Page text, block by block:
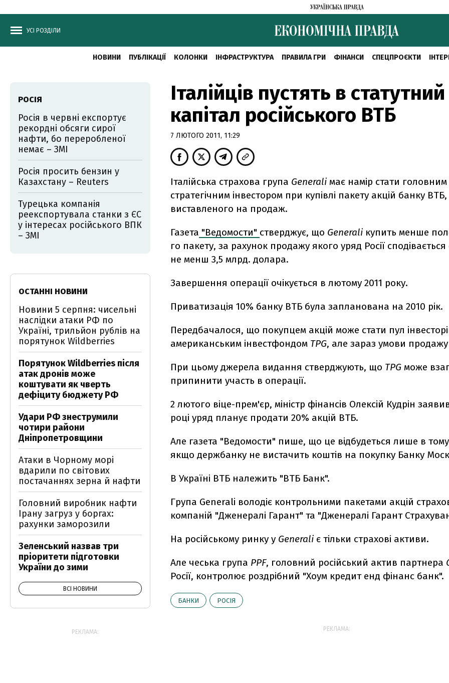
УСІ РОЗДІЛИ
НОВИНИ ПУБЛІКАЦІЇ КОЛОНКИ ІНФРАСТРУКТУРА ПРАВИЛА ГРИ ФІНАНСИ СПЕЦПРОЄКТИ
Італійців пустять в статутний
капітал російського ВТБ
7 ЛЮТОГО 2011, 11:29
Італійська страхова група Generali має намір стати головним
стратегічним інвестором при купівлі пакету акцій банку ВТБ,
виставленого на продаж.
Газета "Ведомости" стверджує, що Generali купить менше
го пакету, за рахунок продажу якого уряд Росії
не менш 3,5 млрд. долара.
Завершення операції очікується в лютому 2011 року.
Приватизація 10% банку ВТБ була запланована на 2010 рік.
Передбачалося, що покупцем акцій може стати пул
американським інвестфондом TPG, але зараз умови продажу
При цьому джерела видання стверджують, що TPG може
припинити участь в операції.
2 лютого віце-прем'єр, міністр фінансів Олексій Кудрін
році уряд планує продати 20% акцій ВТБ.
Але газета "Ведомости" пише, що це відбудеться лише в
якщо держбанку не вистачить коштів на покупку Банку
В Україні ВТБ належить "ВТБ Банк".
Група Generali володіє контрольними пакетами акцій
компаній "Дженералі Гарант" та "Дженералі Гарант
На російському ринку у Generali є тільки страхові активи.
Але чеська група PPF, головний російський актив партнера
Росії, контролює роздрібний "Хоум кредит енд фінанс банк".
БАНКИ РОСІЯ
РЕКЛАМА:
РОСІЯ
Росія в червні експортує
рекордні обсяги сирої
нафти, бо переробленої
немає – ЗМІ
Росія просить бензин у
Казахстану – Reuters
Турецька компанія
реекспортувала станки з ЄС
у інтересах російського ВПК
– ЗМІ
ОСТАННІ НОВИНИ
Новини 5 серпня: чисельні
наслідки атаки РФ по
Україні, трильйон рублів на
порятунок Wildberries
Порятунок Wildberries після
атак дронів може
коштувати як чверть
дефіциту бюджету РФ
Удари РФ знеструмили
чотири райони
Дніпропетровщини
Атаки в Чорному морі
вдарили по світових
постачаннях зерна й нафти
Головний виробник нафти
Ірану загруз у боргах:
рахунки заморозили
Зеленський назвав три
пріоритети підготовки
України до зими
ВСІ НОВИНИ
РЕКЛАМА: